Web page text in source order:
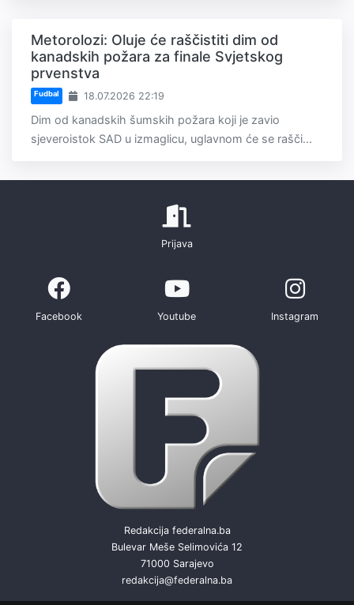
Metorolozi: Oluje će raščistiti dim od
kanadskih požara za finale Svjetskog
prvenstva
Fudbal 18.07.2026 22:19
Dim od kanadskih šumskih požara koji je zavio
sjeveroistok SAD u izmaglicu, uglavnom će se rašči...
Prijava
Facebook Youtube Instagram
Redakcija federalna.ba
Bulevar Meše Selimovića 12
71000 Sarajevo
redakcija@federalna.ba